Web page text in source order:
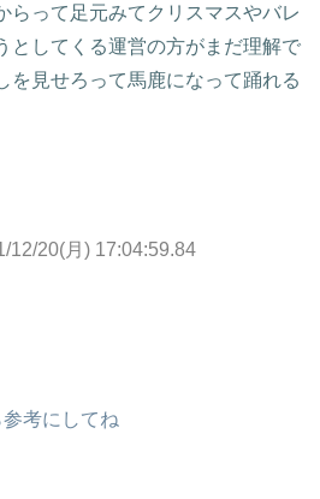
らって足元みてクリスマスやバレ
としてくる運営の方がまだ理解で
を見せろって馬鹿になって踊れる
12/20(月) 17:04:59.84
考にしてね